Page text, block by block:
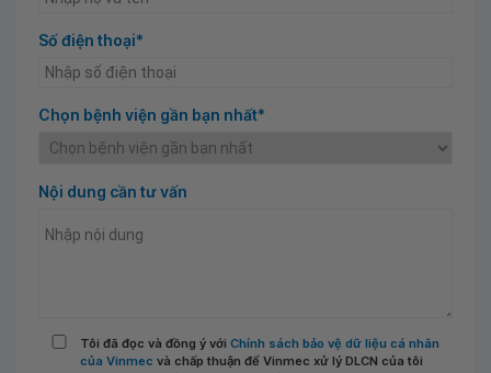
Số điện thoại*
Chọn bệnh viện gần bạn nhất*
Nội dung cần tư vấn
Tôi đã đọc và đồng ý với Chính sách bảo vệ dữ liệu cá nhân
của Vinmec và chấp thuận để Vinmec xử lý DLCN của tôi